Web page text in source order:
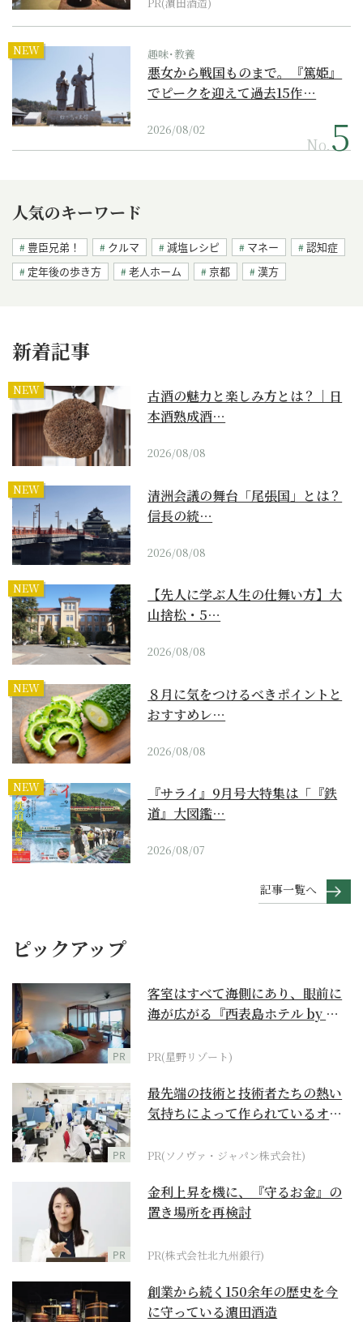
NEW 趣味･教養
悪女から戦国ものまで。『篤姫』
でピークを迎えて過去15作…
2026/08/02
No.
人気のキーワード
豊臣兄弟！ クルマ 減塩レシピ マネー
認知症
定年後の歩き方
老人ホーム 京都 漢方
新着記事
NEW
古酒の魅力と楽しみ方とは？｜日
本酒熟成酒…
2026/08/08
NEW
清洲会議の舞台「尾張国」とは？
信長の統…
2026/08/08
NEW
【先人に学ぶ人生の仕舞い方】大
山捨松・5…
2026/08/08
NEW
８月に気をつけるべきポイントと
おすすめレ…
2026/08/08
NEW
『サライ』9月号大特集は「『鉄
道』大図鑑…
2026/08/07
記事一覧へ
ピックアップ
PR
客室はすべて海側にあり、眼前に
海が広がる『西表島ホテル by 星
PR(星野リゾート)
PR
最先端の技術と技術者たちの熱い
気持ちによって作られているオー
PR(ソノヴァ・ジャパン株式会社)
PR
金利上昇を機に、『守るお金』の
置き場所を再検討
PR(株式会社北九州銀行)
創業から続く150余年の歴史を今
に守っている濵田酒造